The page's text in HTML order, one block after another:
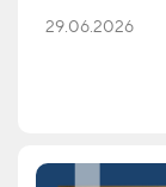
29.06.2026